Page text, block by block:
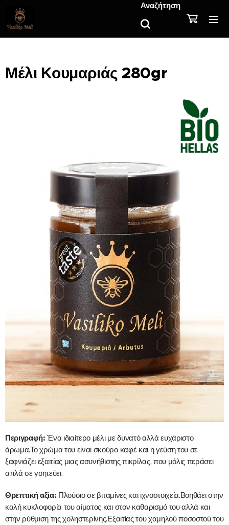
Αναζήτηση
Μέλι Κουμαριάς 280gr
Περιγραφή:Ένα ιδιαίτερο μέλι με δυνατό αλλά ευχάριστο
άρωμα.Το χρώμα του είναι σκούρο καφέ και η γεύση του σε
ξαφνιάζει εξαιτίας μιας ασυνήθιστης πικρίλας, που μόλις περάσει
απλά σε γοητεύει.
Θρεπτική αξία: Πλούσιο σε βιταμίνες και ιχνοστοιχεία.Βοηθάει στην
καλή κυκλοφορία του αίματος και στον καθαρισμό του αλλά και
στην ρύθμιση της χοληστερίνης.Εξαιτίας του χαμηλού ποσοστού του